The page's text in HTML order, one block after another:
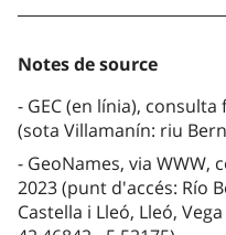
Notes de source
GEC (en línia),
(sota Villamanín: riu
GeoNames, via WWW,
2023 (punt d'accés: Río
Castella i Lleó, Lleó,